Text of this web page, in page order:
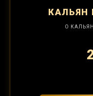
КАЛЬЯН
О